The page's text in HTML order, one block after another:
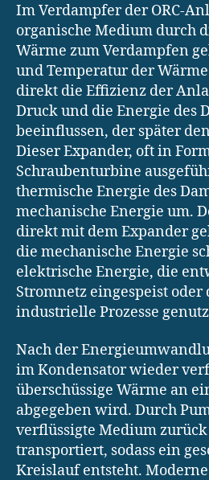
Im Verdampfer der ORC-
organische Medium durch
Wärme zum Verdampfen
und Temperatur der
direkt die Effizienz der
Druck und die Energie des
beeinflussen, der später
Dieser Expander, oft in
Schraubenturbine
thermische Energie des
mechanische Energie um.
direkt mit dem Expander
die mechanische Energie
elektrische Energie, die
Stromnetz eingespeist
industrielle Prozesse
Nach der
im Kondensator wieder
überschüssige Wärme an
abgegeben wird. Durch
verflüssigte Medium
transportiert, sodass ein
Kreislauf entsteht.